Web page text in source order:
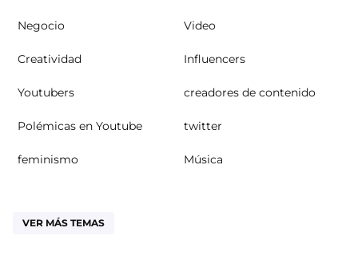
Negocio Video
Creatividad Influencers
Youtubers creadores de contenido
Polémicas en Youtube twitter
feminismo Música
VER MÁS TEMAS